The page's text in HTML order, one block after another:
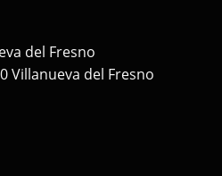
del Fresno
Villanueva del Fresno